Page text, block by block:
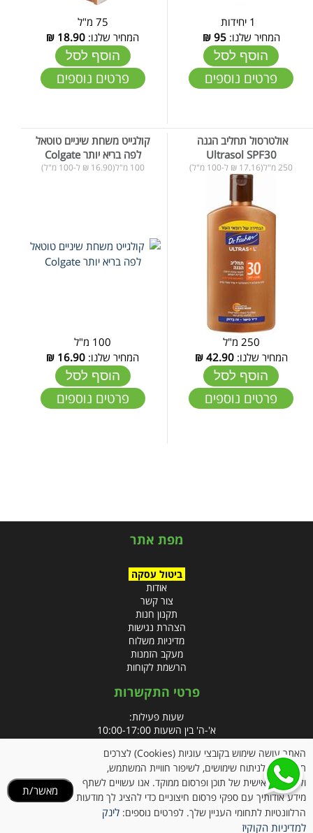
המחיר שלנו:95
₪
הוסף לסל
פרטים נוספים
75 מ"ל
המחיר שלנו: 18.90
₪
הוסף לסל
פרטים נוספים
Ultrasol SPF30
250 מ"ל(17.16 ₪ ל-100 מ"ל)
250 מ"ל
המחיר שלנו:42.90
₪
הוסף לסל
פרטים נוספים
קולגייט משחת שיניים טוטאל
לפה בריא יותר Colgate
100 מ"ל(16.90 ₪ ל-100 מ"ל)
100 מ"ל
המחיר שלנו: 16.90
₪
הוסף לסל
פרטים נוספים
מפת אתר
ביטול עסקה
אודות
צור קשר
תקנון חנות
הצהרת נגישות
מדיניות משלוח
מעקב הזמנות
הרשמת לקוחות
פרטי התקשרות
שעות פעילות:
א'-ה' בין השעות 10:00-17:00
טלפון:
פקס: 09-8666832
אימייל: info@clubpharm.co.il
כתובת : קניון M הדרך, צומת ינאי, מושב בית חירות 40291
האתר עושה שימוש בקובצי עוגיות (Cookies) לצרכים
תפעוליים, לניתוח שימושים, לשיפור חוויית המשתמש,
ולהתאמה אישית של תוכן ופרסום ממוקד. אנו עשויים לשתף
מידע אודותיך עם ספקי פרסום חיצוניים כדי להציג לך מודעות
הרלוונטיות לתחומי העניין שלך. לפרטים נוספים: לינק
למדיניות הקוקיז
מאשר/ת